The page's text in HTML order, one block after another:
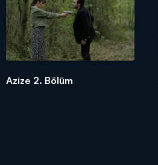
SONUÇLAR
Azize 2. Bölüm